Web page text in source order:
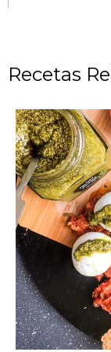
Recetas